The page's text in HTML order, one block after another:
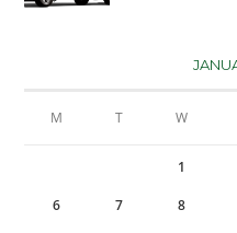
M T W
1
6 7 8